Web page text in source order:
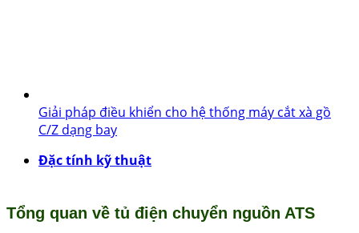
Giải pháp điều khiển cho hệ thống máy cắt xà gồ
C/Z dạng bay
Đặc tính kỹ thuật
Tổng quan về tủ điện chuyển nguồn ATS